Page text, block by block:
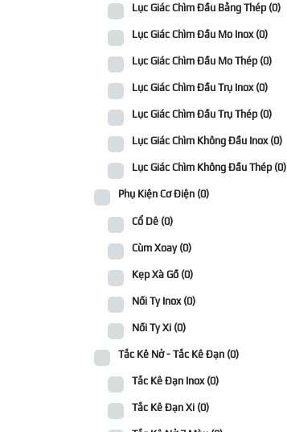
Lục Giác Chìm Đầu Bằng Thép (0)
Lục Giác Chìm Đầu Mo Inox (0)
Lục Giác Chìm Đầu Mo Thép (0)
Lục Giác Chìm Đầu Trụ Inox (0)
Lục Giác Chìm Đầu Trụ Thép (0)
Lục Giác Chìm Không Đầu Inox (0)
Lục Giác Chìm Không Đầu Thép (0)
Phụ Kiện Cơ Điện (0)
Cổ Dê (0)
Cùm Xoay (0)
Kẹp Xà Gồ (0)
Nối Ty Inox (0)
Nối Ty Xi (0)
Tắc Kê Nở - Tắc Kê Đạn (0)
Tắc Kê Đạn Inox (0)
Tắc Kê Đạn Xi (0)